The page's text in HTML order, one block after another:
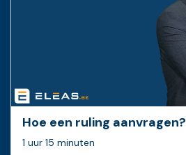
Hoe een ruling ­aanvragen?
1 uur 15 minuten